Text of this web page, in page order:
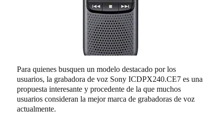
Para quienes busquen un modelo destacado por los
usuarios, la grabadora de voz Sony ICDPX240.CE7 es una
propuesta interesante y procedente de la que muchos
usuarios consideran la mejor marca de grabadoras de voz
actualmente.